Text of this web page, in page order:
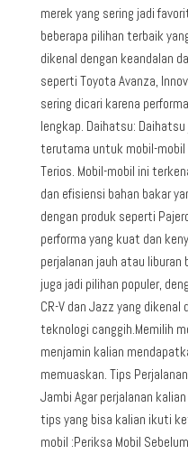
merek yang sering jadi
beberapa pilihan terbaik
dikenal dengan keandalan
seperti Toyota Avanza,
sering dicari karena
lengkap. Daihatsu:
terutama untuk mobil-mobil
Terios. Mobil-mobil ini
dan efisiensi bahan bakar
dengan produk seperti
performa yang kuat dan
perjalanan jauh atau liburan
juga jadi pilihan populer,
CR-V dan Jazz yang
teknologi canggih.Memilih
menjamin kalian
memuaskan. Tips
Jambi Agar perjalanan
tips yang bisa kalian ikuti
mobil :Periksa Mobil